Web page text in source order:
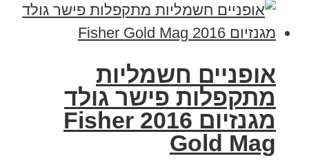
אופניים חשמליות
מתקפלות פישר גולד
מגנזיום 2016 Fisher
Gold Mag